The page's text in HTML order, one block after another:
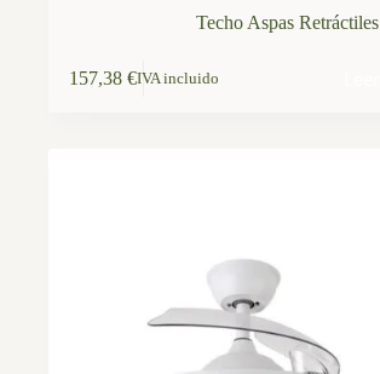
Techo Aspas Retráctiles
157,38 €IVA incluido